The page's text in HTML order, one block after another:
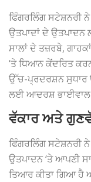
ਫਿੰਗਰਲਿੰਗ ਸਟੇਸ਼ਨਰੀ
ਉਤਪਾਦਾਂ ਦੇ ਉਤਪਾਦਨ
ਸਾਲਾਂ ਦੇ ਤਜ਼ਰਬੇ,
‘ਤੇ ਧਿਆਨ ਕੇਂਦਰਿਤ
ਉੱਚ-ਪ੍ਰਦਰਸ਼ਨ ਸੁਧਾਰ
ਲਈ ਆਦਰਸ਼ ਭਾਈਵਾਲ
ਵੱਕਾਰ ਅਤੇ
ਫਿੰਗਰਲਿੰਗ ਸਟੇਸ਼ਨਰੀ
ਉਤਪਾਦਨ ‘ਤੇ ਆਪਣੀ
ਤਿਆਰ ਕੀਤਾ ਗਿਆ ਹੈ